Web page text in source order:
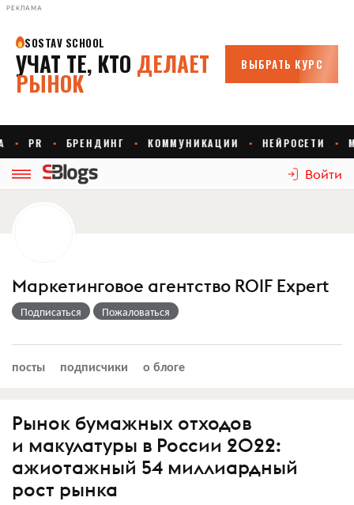
РЕКЛАМА
Войти
Маркетинговое агентство ROIF Expert
Подписаться Пожаловаться
посты подписчики о блоге
Рынок бумажных отходов
и макулатуры в России 2022:
ажиотажный 54 миллиардный
рост рынка